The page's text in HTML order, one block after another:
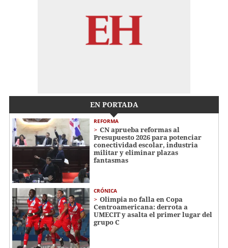
EN PORTADA
REFORMA
CN aprueba reformas al
Presupuesto 2026 para potenciar
conectividad escolar, industria
militar y eliminar plazas
fantasmas
CRÓNICA
Olimpia no falla en Copa
Centroamericana: derrota a
UMECIT y asalta el primer lugar del
grupo C